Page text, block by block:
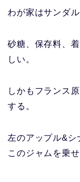
わが家はサンダ
砂糖、保存料、
しい。
しかもフランス
する。
左のアップル&シ
このジャムを乗